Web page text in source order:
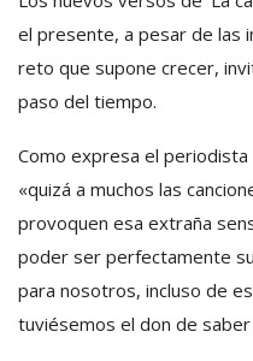
el presente, a pesar de las
reto que supone crecer,
paso del tiempo.
Como expresa el periodista
«quizá a muchos las
provoquen esa extraña
poder ser perfectamente
para nosotros, incluso de
tuviésemos el don de